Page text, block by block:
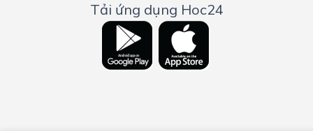
Tải ứng dụng Hoc24